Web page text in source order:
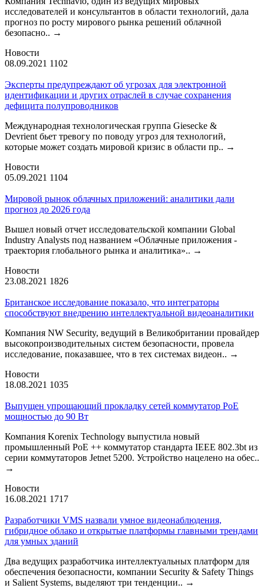
исследователей и консультантов в области технологий, дала
прогноз по росту мирового рынка решений облачной
безопасно.. →
Новости
08.09.2021 1102
Эксперты предупреждают об угрозах для электронной
идентификации и других отраслей в случае сохранения
дефицита полупроводников
Международная технологическая группа Giesecke &
Devrient бьет тревогу по поводу угроз для технологий,
которые может создать мировой кризис в области пр.. →
Новости
05.09.2021 1104
Мировой рынок облачных приложений: аналитики дали
прогноз до 2026 года
Вышел новый отчет исследовательской компании Global
Industry Analysts под названием «Облачные приложения -
траектория глобального рынка и аналитика».. →
Новости
23.08.2021 1826
Британское исследование показало, что интеграторы
способствуют внедрению интеллектуальной видеоаналитики
Компания NW Security, ведущий в Великобритании провайдер
высокопроизводительных систем безопасности, провела
исследование, показавшее, что в тех системах видеон.. →
Новости
18.08.2021 1035
Выпущен упрощающий прокладку сетей коммутатор PoE
мощностью до 90 Вт
Компания Korenix Technology выпустила новый
промышленный PoE ++ коммутатор стандарта IEEE 802.3bt из
серии коммутаторов Jetnet 5200. Устройство нацелено на обес..
→
Новости
16.08.2021 1717
Разработчики VMS назвали умное видеонаблюдения,
гибридное облако и открытые платформы главными трендами
для умных зданий
Два ведущих разработчика интеллектуальных платформ для
обеспечения безопасности, компании Security & Safety Things
и Salient Systems, выделяют три тенденции.. →